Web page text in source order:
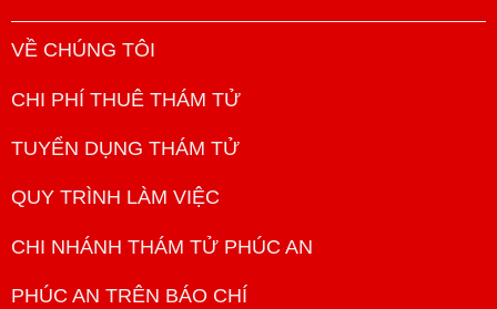
VỀ CHÚNG TÔI
CHI PHÍ THUÊ THÁM TỬ
TUYỂN DỤNG THÁM TỬ
QUY TRÌNH LÀM VIỆC
CHI NHÁNH THÁM TỬ PHÚC AN
PHÚC AN TRÊN BÁO CHÍ